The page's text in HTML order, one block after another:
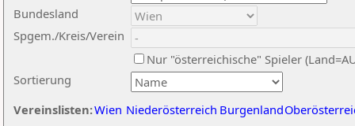
Sortierung
Bundesland
Spgem./Kreis/Verein
Nur "österreichische" Spieler
Vereinslisten:Wien Niederösterreich Burgenland